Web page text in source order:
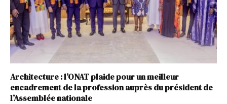
Architecture : l’ONAT plaide pour un meilleur
encadrement de la profession auprès du président de
l’Assemblée nationale